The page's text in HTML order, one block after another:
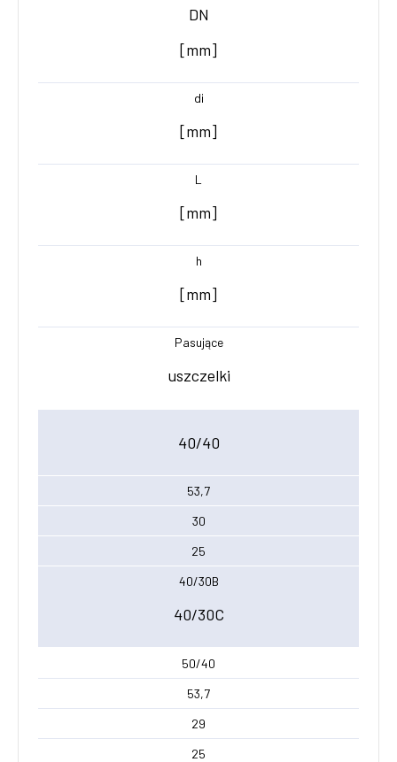
DN
[mm]
di
[mm]
L
[mm]
h
[mm]
Pasujące
uszczelki
40/40
53,7
30
25
40/30B
40/30C
50/40
53,7
29
25